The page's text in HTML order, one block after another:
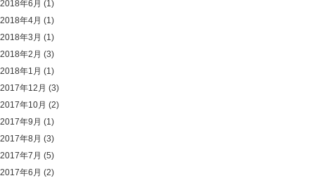
2018年6月 (1)
2018年4月 (1)
2018年3月 (1)
2018年2月 (3)
2018年1月 (1)
2017年12月 (3)
2017年10月 (2)
2017年9月 (1)
2017年8月 (3)
2017年7月 (5)
2017年6月 (2)